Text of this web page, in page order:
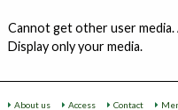
Cannot get other user
Display only your media.
About us Access Contact